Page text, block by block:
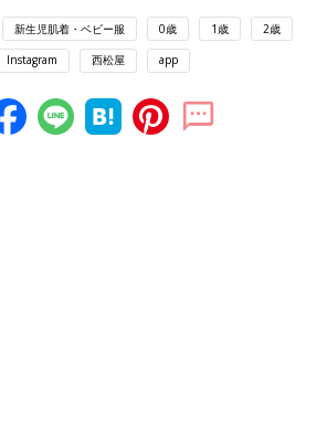
新生児肌着・ベビー服 0歳 1歳 2歳
Instagram 西松屋 app